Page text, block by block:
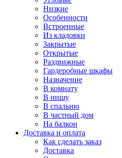
Низкие
Особенности
Встроенные
Из кладовки
Закрытые
Открытые
Раздвижные
Гардеробные шкафы
Назначение
В комнату
В нишу
В спальню
В частный дом
На балкон
Доставка и оплата
Как сделать заказ
Доставка